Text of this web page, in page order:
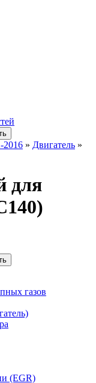
2016 » Двигатель »
для
газов
(EGR)